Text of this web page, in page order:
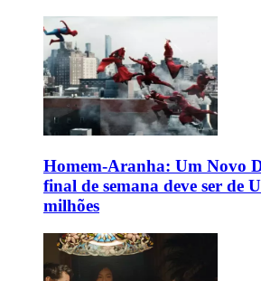
Homem-Aranha: Um Novo
final de semana deve ser de
milhões